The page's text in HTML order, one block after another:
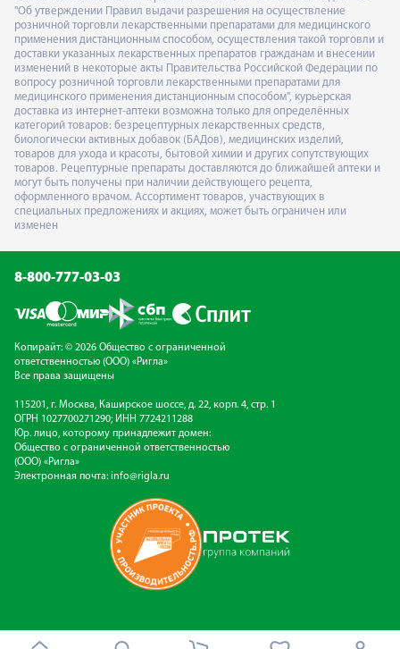
"Об утверждении Правил выдачи разрешения на осуществление
розничной торговли лекарственными препаратами для медицинского
применения дистанционным способом, осуществления такой торговли и
доставки указанных лекарственных препаратов гражданам и внесении
изменений в некоторые акты Правительства Российской Федерации по
вопросу розничной торговли лекарственными препаратами для
медицинского применения дистанционным способом", курьерская
доставка из интернет-аптеки возможна только для определённых
категорий товаров: безрецептурных лекарственных средств,
биологически активных добавок (БАДов), медицинских изделий,
товаров для ухода и красоты, бытовой химии и других сопутствующих
товаров. Рецептурные препараты доставляются до ближайшей аптеки и
могут быть получены при наличии действующего рецепта,
оформленного врачом. Ассортимент товаров, участвующих в
специальных предложениях и акциях, может быть ограничен или
изменен
8-800-777-03-03
Копирайт: © 2026 Общество с ограниченной
ответственностью (ООО) «Ригла»
Все права защищены
115201, г. Москва, Каширское шоссе, д. 22, корп. 4, стр. 1
ОГРН 1027700271290; ИНН 7724211288
Юр. лицо, которому принадлежит домен:
Общество с ограниченной ответственностью
(ООО) «Ригла»
Электронная почта: info@rigla.ru